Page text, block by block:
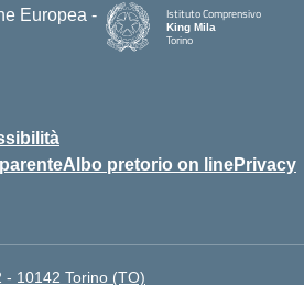
Istituto Comprensivo
King Mila
Torino
Albo pretorio on linePrivacy
- 10142 Torino (TO)